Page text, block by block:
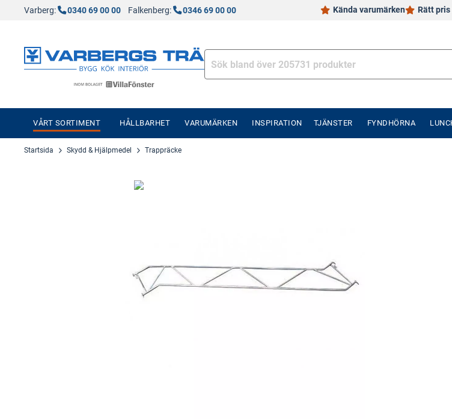
Varberg: 0340 69 00 00 Falkenberg: 0346 69 00 00 Kända varumärken Rätt
VÅRT SORTIMENT HÅLLBARHET VARUMÄRKEN INSPIRATION TJÄNSTER FYNDHÖRNA
Startsida Skydd & Hjälpmedel Trappräcke